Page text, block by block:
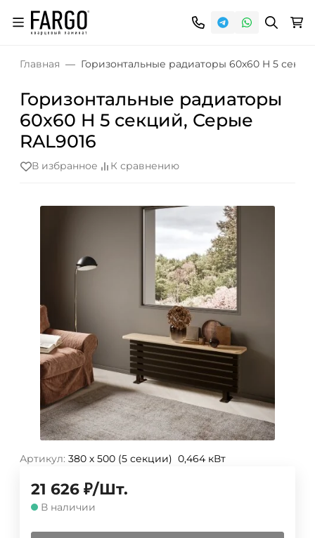
Главная Горизонтальные радиаторы 60x60 H 5
Горизонтальные радиаторы
60x60 H 5 секций, Серые
RAL9016
В избранное К сравнению
Артикул: 380 х 500 (5 секции) 0,464 кВт
21 626 ₽/Шт.
В наличии